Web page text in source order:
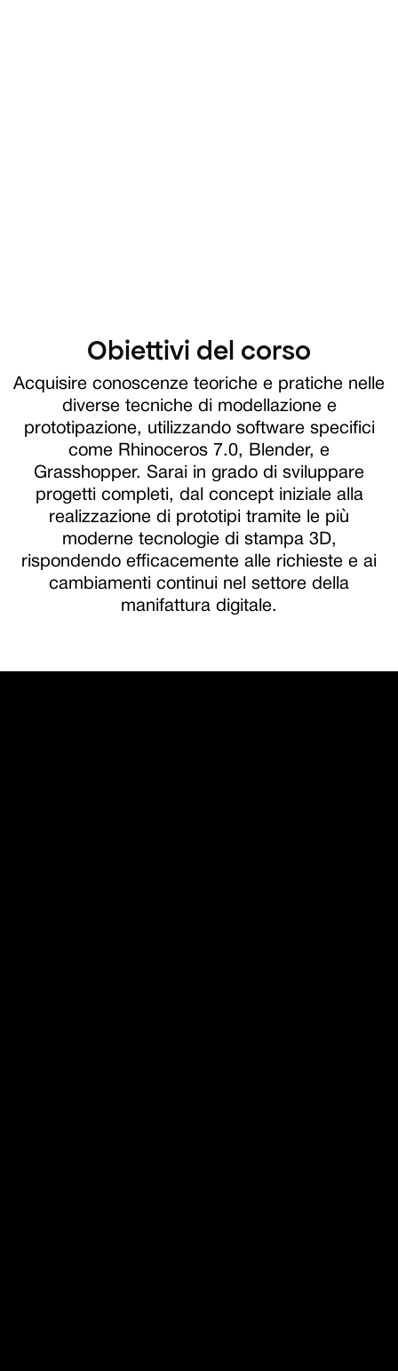
Obiettivi del corso
Acquisire conoscenze teoriche e pratiche nelle
diverse tecniche di modellazione e
prototipazione, utilizzando software specifici
come Rhinoceros 7.0, Blender, e
Grasshopper. Sarai in grado di sviluppare
progetti completi, dal concept iniziale alla
realizzazione di prototipi tramite le più
moderne tecnologie di stampa 3D,
rispondendo efficacemente alle richieste e ai
cambiamenti continui nel settore della
manifattura digitale.